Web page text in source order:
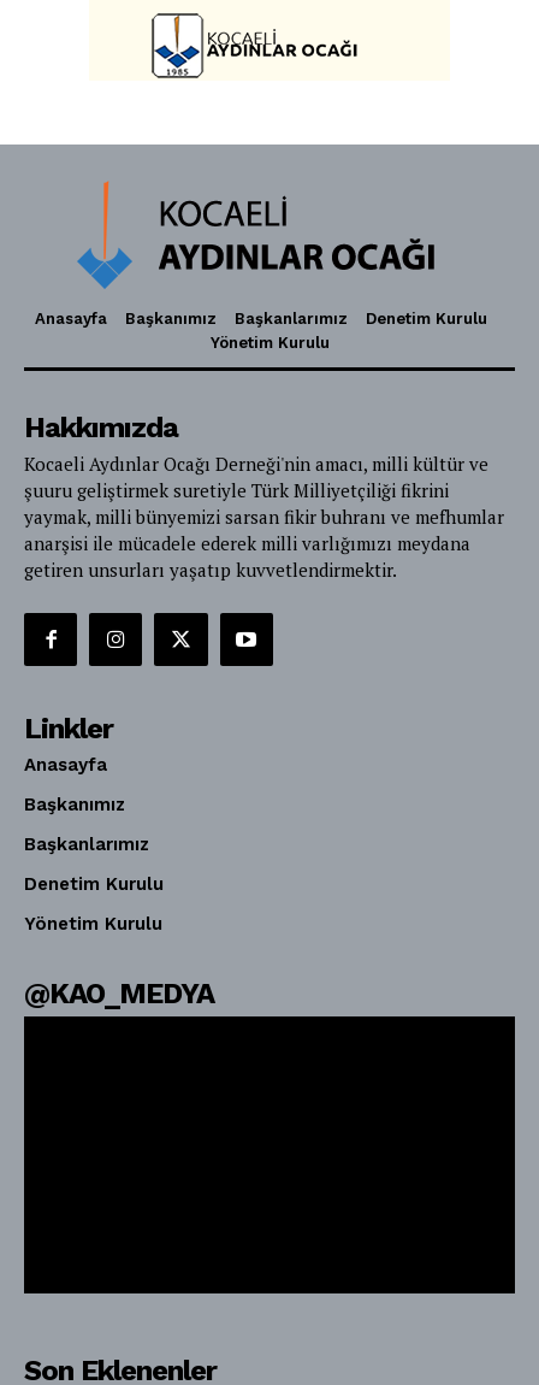
Anasayfa Başkanımız Başkanlarımız
Denetim Kurulu
Yönetim Kurulu
Hakkımızda
Kocaeli Aydınlar Ocağı Derneği'nin amacı, milli kültür ve
şuuru geliştirmek suretiyle Türk Milliyetçiliği fikrini
yaymak, milli bünyemizi sarsan fikir buhranı ve mefhumlar
anarşisi ile mücadele ederek milli varlığımızı meydana
getiren unsurları yaşatıp kuvvetlendirmektir.
Linkler
Anasayfa
Başkanımız
Başkanlarımız
Denetim Kurulu
Yönetim Kurulu
@KAO_MEDYA
Son Eklenenler